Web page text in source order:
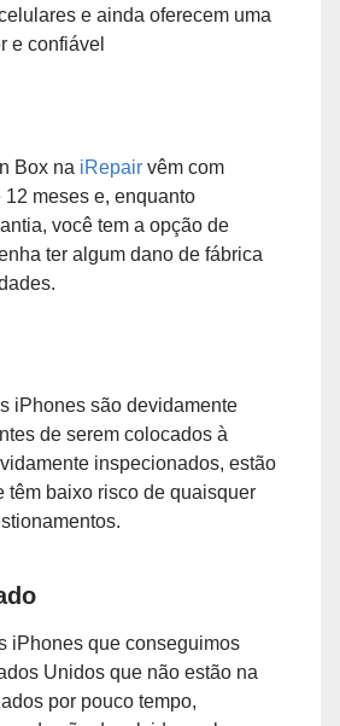
e ainda oferecem uma
e confiável
Box na iRepair vêm com
meses e, enquanto
você tem a opção de
ter algum dano de fábrica
iPhones são devidamente
de serem colocados à
inspecionados, estão
têm baixo risco de quaisquer
iPhones que conseguimos
Unidos que não estão na
por pouco tempo,